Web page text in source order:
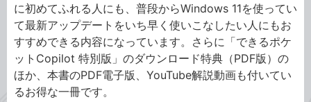
に初めてふれる人にも、普段からWindows 11を使ってい
て最新アップデートをいち早く使いこなしたい人にもお
すすめできる内容になっています。さらに「できるポケ
ットCopilot 特別版」のダウンロード特典（PDF版）の
ほか、本書のPDF電子版、YouTube解説動画も付いてい
るお得な一冊です。